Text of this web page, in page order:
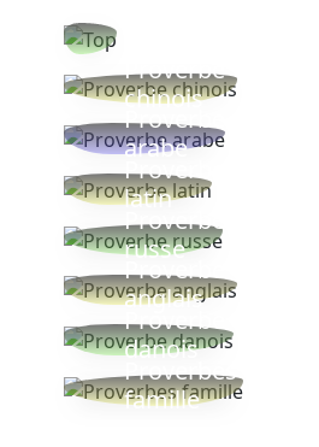
Proverbe
chinois
Proverbe
arabe
Proverbe
latin
Proverbe
russe
Proverbe
anglais
Proverbe
danois
Proverbes
famille